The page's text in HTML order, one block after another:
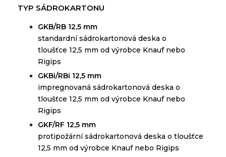
TYP SÁDROKARTONU
GKB/RB 12,5 mm
standardní sádrokartonová deska o
tloušťce 12,5 mm od výrobce Knauf nebo
Rigips
GKBi/RBi 12,5 mm
impregnovaná sádrokartonová deska o
tloušťce 12,5 mm od výrobce Knauf nebo
Rigips
GKF/RF 12,5 mm
protipožární sádrokartonová deska o tloušťce
12,5 mm od výrobce Knauf nebo Rigips